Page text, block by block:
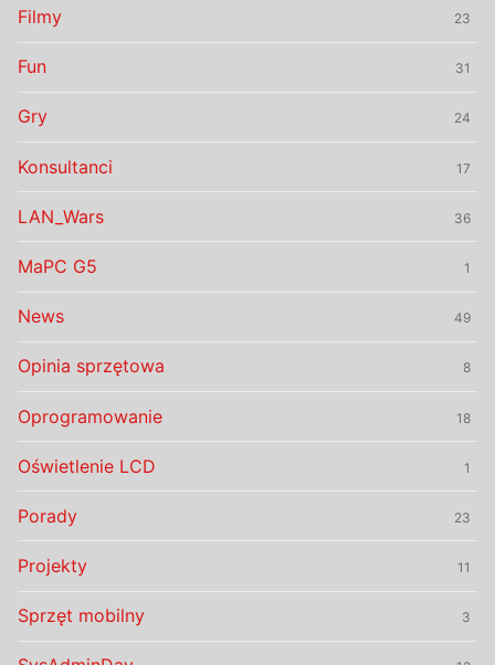
Filmy 23
Fun 31
Gry 24
Konsultanci 17
LAN_Wars 36
MaPC G5 1
News 49
Opinia sprzętowa 8
Oprogramowanie 18
Oświetlenie LCD 1
Porady 23
Projekty 11
Sprzęt mobilny 3